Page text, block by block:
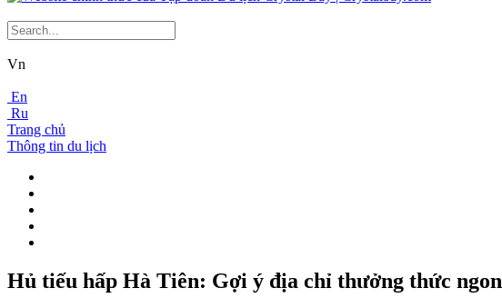
Vn
En
Ru
Trang chủ
Thông tin du lịch
Hủ tiếu hấp Hà Tiên: Gợi ý địa chỉ thưởng thức